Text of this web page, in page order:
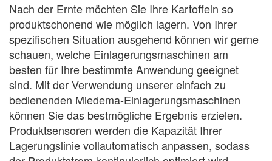
Nach der Ernte möchten Sie Ihre Kartoffeln so
produktschonend wie möglich lagern. Von Ihrer
spezifischen Situation ausgehend können wir gerne
schauen, welche Einlagerungsmaschinen am
besten für Ihre bestimmte Anwendung geeignet
sind. Mit der Verwendung unserer einfach zu
bedienenden Miedema-Einlagerungsmaschinen
können Sie das bestmögliche Ergebnis erzielen.
Produktsensoren werden die Kapazität Ihrer
Lagerungslinie vollautomatisch anpassen, sodass